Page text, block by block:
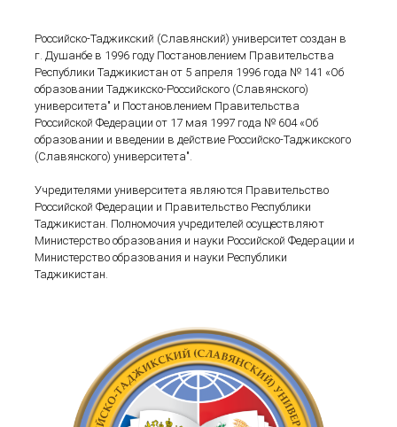
Российско-Таджикский (Cлавянский) университет создан в
г. Душанбе в 1996 году Постановлением Правительства
Республики Таджикистан от 5 апреля 1996 года № 141 «Об
образовании Таджикско-Российского (Cлавянского)
университета" и Постановлением Правительства
Российской Федерации от 17 мая 1997 года № 604 «Об
образовании и введении в действие Российско-Таджикского
(Cлавянского) университета".
Учредителями университета являются Правительство
Российской Федерации и Правительство Республики
Таджикистан. Полномочия учредителей осуществляют
Министерство образования и науки Российской Федерации и
Министерство образования и науки Республики
Таджикистан.